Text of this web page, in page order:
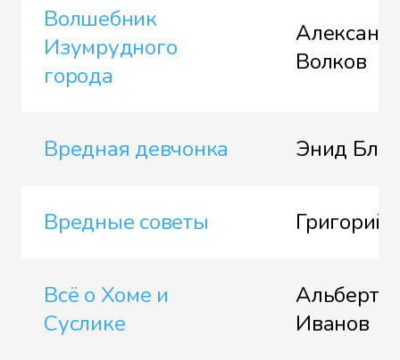
Волшебник
Изумрудного
города
Волков
Вредная девчонка Энид
Вредные советы Григорий
Всё о Хоме и
Суслике
Альберт
Иванов